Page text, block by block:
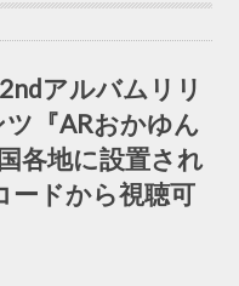
アルバムリリ
『ARおかゆん
各地に設置され
ードから視聴可